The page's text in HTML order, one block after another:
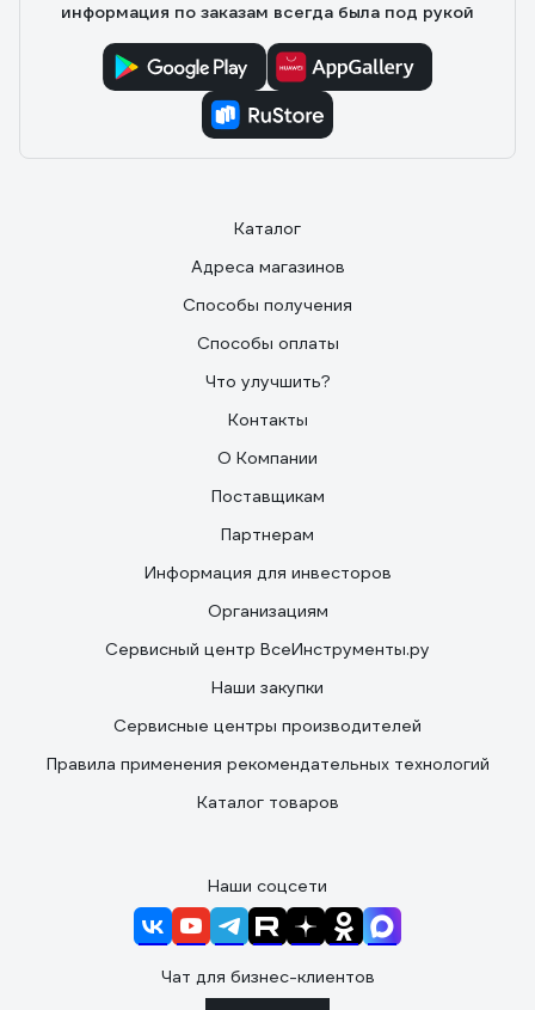
информация по заказам всегда была под рукой
Каталог
Адреса магазинов
Способы получения
Способы оплаты
Что улучшить?
Контакты
О Компании
Поставщикам
Партнерам
Информация для инвесторов
Организациям
Сервисный центр ВсеИнструменты.ру
Наши закупки
Сервисные центры производителей
Правила применения рекомендательных технологий
Каталог товаров
Наши соцсети
Чат для бизнес-клиентов